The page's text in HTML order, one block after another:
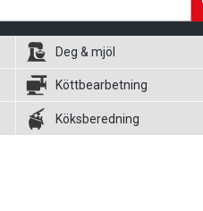
Deg & mjöl
Köttbearbetning
Köksberedning